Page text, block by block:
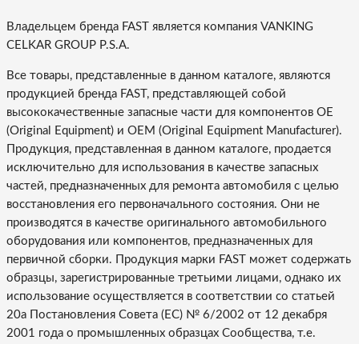
Владельцем бренда FAST является компания VANKING
CELKAR GROUP P.S.A.
Все товары, представленные в данном каталоге, являются
продукцией бренда FAST, представляющей собой
высококачественные запасные части для компонентов OE
(Original Equipment) и OEM (Original Equipment Manufacturer).
Продукция, представленная в данном каталоге, продается
исключительно для использования в качестве запасных
частей, предназначенных для ремонта автомобиля с целью
восстановления его первоначального состояния. Они не
производятся в качестве оригинального автомобильного
оборудования или компонентов, предназначенных для
первичной сборки. Продукция марки FAST может содержать
образцы, зарегистрированные третьими лицами, однако их
использование осуществляется в соответствии со статьей
20a Постановления Совета (ЕС) № 6/2002 от 12 декабря
2001 года о промышленных образцах Сообщества, т.е.